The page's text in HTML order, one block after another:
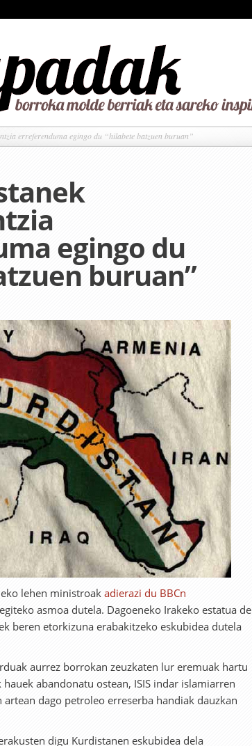
erreferenduma egingo du “hilabete batzuen buruan”
egingo du
buruan”
lehen ministroakadierazi du BBCn
asmoa dutela. Dagoeneko Irakeko estatua de
beren etorkizuna erabakitzeko eskubidea dutela
aurrez borrokan zeuzkaten lur eremuak hartu
abandonatu ostean, ISIS indar islamiarren
dago petroleo erreserba handiak dauzkan
digu Kurdistanen eskubidea dela